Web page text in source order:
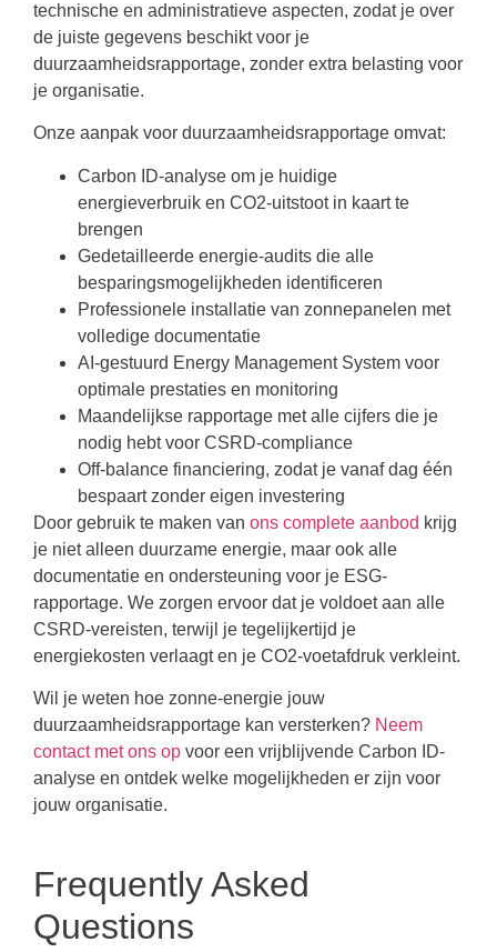
technische en administratieve aspecten, zodat je over
de juiste gegevens beschikt voor je
duurzaamheidsrapportage, zonder extra belasting voor
je organisatie.
Onze aanpak voor duurzaamheidsrapportage omvat:
Carbon ID-analyse om je huidige
energieverbruik en CO2-uitstoot in kaart te
brengen
Gedetailleerde energie-audits die alle
besparingsmogelijkheden identificeren
Professionele installatie van zonnepanelen met
volledige documentatie
AI-gestuurd Energy Management System voor
optimale prestaties en monitoring
Maandelijkse rapportage met alle cijfers die je
nodig hebt voor CSRD-compliance
Off-balance financiering, zodat je vanaf dag één
bespaart zonder eigen investering
Door gebruik te maken van ons complete aanbod krijg
je niet alleen duurzame energie, maar ook alle
documentatie en ondersteuning voor je ESG-
rapportage. We zorgen ervoor dat je voldoet aan alle
CSRD-vereisten, terwijl je tegelijkertijd je
energiekosten verlaagt en je CO2-voetafdruk verkleint.
Wil je weten hoe zonne-energie jouw
duurzaamheidsrapportage kan versterken? Neem
contact met ons op voor een vrijblijvende Carbon ID-
analyse en ontdek welke mogelijkheden er zijn voor
jouw organisatie.
Frequently Asked
Questions